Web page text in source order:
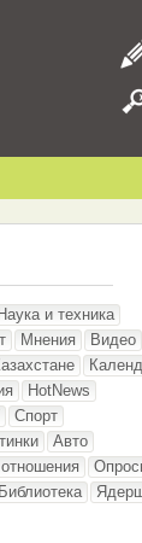
Наука и техника
Мнения
Видео
HotNews
Спорт
Авто
Библиотека